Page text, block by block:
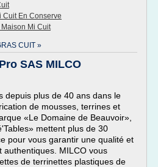
Cuit En Conserve
Mi Cuit
CUIT »
SAS MILCO
depuis plus de 40 ans dans le
de mousses, terrines et
«Le Domaine de Beauvoir»,
mettent plus de 30
pour vous garantir une qualité et
authentiques. MILCO vous
de terrinettes plastiques de